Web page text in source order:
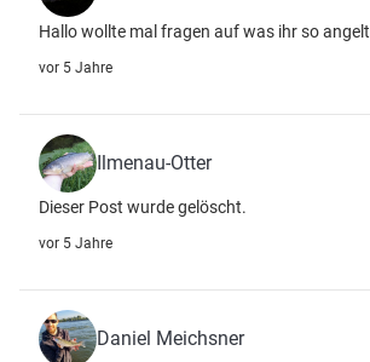
Hallo wollte mal fragen auf was ihr so angelt
vor 5 Jahre
Ilmenau-Otter
Dieser Post wurde gelöscht.
vor 5 Jahre
Daniel Meichsner